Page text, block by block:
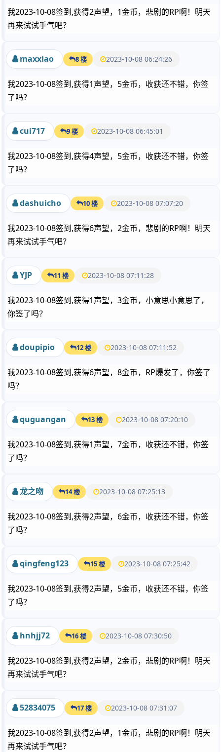
我2023-10-08签到,获得2声望，1金币，悲剧的RP啊！明天
再来试试手气吧？
maxxiao 8 楼 2023-10-08 06:24:26
我2023-10-08签到,获得1声望，5金币，收获还不错，你签
了吗？
cui717 9 楼 2023-10-08 06:45:01
我2023-10-08签到,获得4声望，5金币，收获还不错，你签
了吗？
dashuicho 10 楼 2023-10-08 07:07:20
我2023-10-08签到,获得6声望，2金币，悲剧的RP啊！明天
再来试试手气吧？
YJP 11 楼 2023-10-08 07:11:28
我2023-10-08签到,获得1声望，3金币，小意思小意思了，
你签了吗？
doupipio 12 楼 2023-10-08 07:11:52
我2023-10-08签到,获得6声望，8金币，RP爆发了，你签了
吗？
quguangan 13 楼 2023-10-08 07:20:10
我2023-10-08签到,获得1声望，7金币，收获还不错，你签
了吗？
龙之吻 14 楼 2023-10-08 07:25:13
我2023-10-08签到,获得2声望，6金币，收获还不错，你签
了吗？
qingfeng123 15 楼 2023-10-08 07:25:42
我2023-10-08签到,获得2声望，5金币，收获还不错，你签
了吗？
hnhjj72 16 楼 2023-10-08 07:30:50
我2023-10-08签到,获得2声望，2金币，悲剧的RP啊！明天
再来试试手气吧？
52834075 17 楼 2023-10-08 07:31:07
我2023-10-08签到,获得2声望，1金币，悲剧的RP啊！明天
再来试试手气吧？